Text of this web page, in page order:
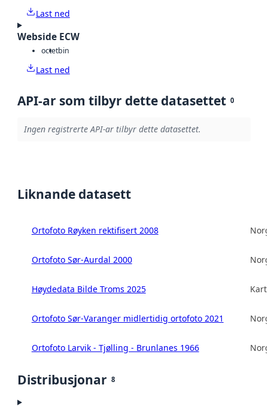
Last ned
Webside ECW
octetbin
Last ned
API-ar som tilbyr dette datasettet 0
Ingen registrerte API-ar tilbyr dette datasettet.
Liknande datasett
Ortofoto Røyken rektifisert 2008
Ortofoto Sør-Aurdal 2000
Høydedata Bilde Troms 2025
Ortofoto Sør-Varanger midlertidig ortofoto 2021
Ortofoto Larvik - Tjølling - Brunlanes 1966
Distribusjonar 8